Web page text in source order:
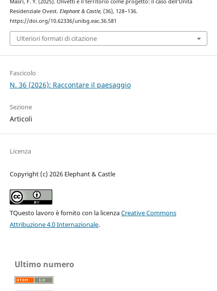
Masri, F. Y. (2025). Olivetti e il territorio come progetto: il caso dell’Unità
Residenziale Ovest. Elephant & Castle, (36), 128–136.
https://doi.org/10.62336/unibg.eac.36.581
Ulteriori formati di citazione
Fascicolo
N. 36 (2026): Raccontare il paesaggio
Sezione
Articoli
Licenza
Copyright (c) 2026 Elephant & Castle
TQuesto lavoro è fornito con la licenzaCreative Commons
Attribuzione 4.0 Internazionale.
Ultimo numero